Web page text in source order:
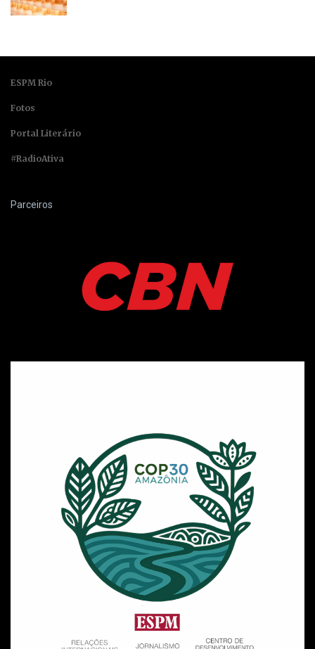
ESPM Rio
Fotos
Portal Literário
#RadioAtiva
Parceiros